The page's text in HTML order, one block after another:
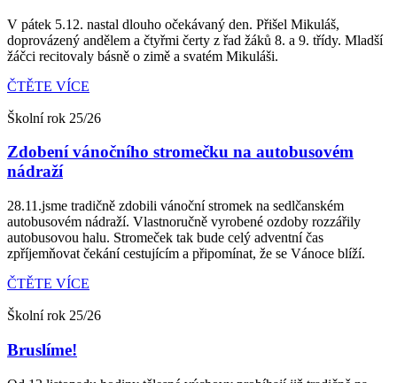
V pátek 5.12. nastal dlouho očekávaný den. Přišel Mikuláš,
doprovázený andělem a čtyřmi čerty z řad žáků 8. a 9. třídy. Mladší
žáčci recitovaly básně o zimě a svatém Mikuláši.
ČTĚTE VÍCE
Školní rok 25/26
Zdobení vánočního stromečku na autobusovém
nádraží
28.11.jsme tradičně zdobili vánoční stromek na sedlčanském
autobusovém nádraží. Vlastnoručně vyrobené ozdoby rozzářily
autobusovou halu. Stromeček tak bude celý adventní čas
zpříjemňovat čekání cestujícím a připomínat, že se Vánoce blíží.
ČTĚTE VÍCE
Školní rok 25/26
Bruslíme!